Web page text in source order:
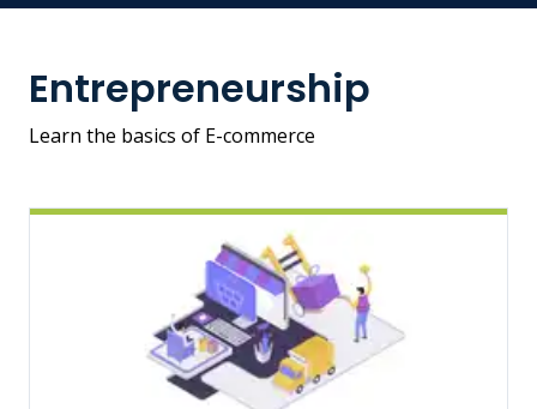
Entrepreneurship
Learn the basics of E-commerce